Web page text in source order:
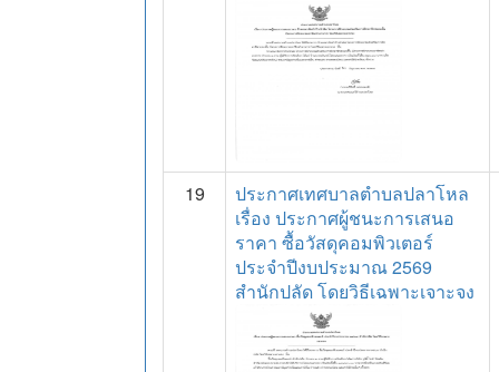
19
ประกาศเทศบาลตำบลปลาโหล
เรื่อง ประกาศผู้ชนะการเสนอ
ราคา ซื้อวัสดุคอมพิวเตอร์
ประจำปีงบประมาณ 2569
สำนักปลัด โดยวิธีเฉพาะเจาะจง